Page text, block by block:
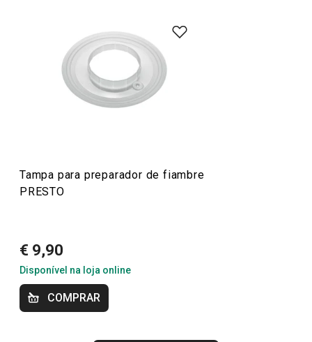
e práticos para todos os cozinheiros. Com materiais de
alta qualidade e preços acessíveis, pode encontrar
descascadores, abridores, raladores, espátulas, pinças,
facas e muitos outros acessórios que tornam o seu
trabalho na cozinha mais fácil e eficiente. Ideal para
Preparar e cozinhar
Tampa para preparador de fiambre
PRESTO
€ 9,90
Disponível na loja online
COMPRAR